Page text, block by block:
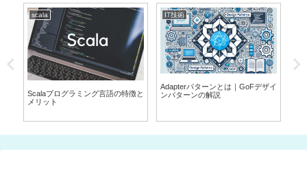
scala
Scalaプログラミング言語の特徴と
メリット
IT技術
Adapterパターンとは｜GoFデザイ
ンパターンの解説